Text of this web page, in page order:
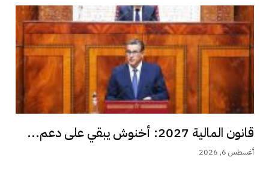
قانون المالية 2027: أخنوش يبقي على دعم...
أغسطس 6, 2026